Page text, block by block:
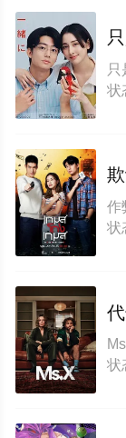
状
作
状
状